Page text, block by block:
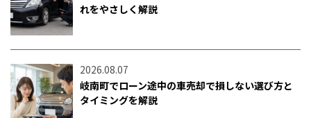
れをやさしく解説
2026.08.07
岐南町でローン途中の車売却で損しない選び方と
タイミングを解説